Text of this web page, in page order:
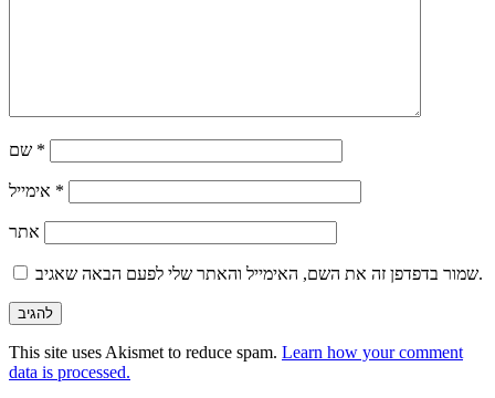
*
*
אתר
שמור בדפדפן זה את השם, האימייל והאתר שלי לפעם הבאה שאגיב.
This site uses Akismet to reduce spam. Learn how your comment
data is processed.